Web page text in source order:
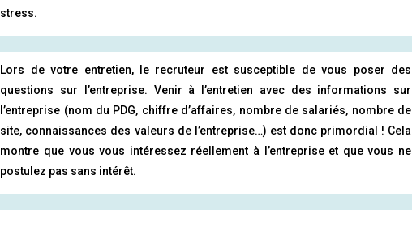
stress.
Lors de votre entretien, le recruteur est susceptible de vous poser des
questions sur l’entreprise. Venir à l’entretien avec des informations sur
l’entreprise (nom du PDG, chiffre d’affaires, nombre de salariés, nombre de
site, connaissances des valeurs de l’entreprise…) est donc primordial ! Cela
montre que vous vous intéressez réellement à l’entreprise et que vous ne
postulez pas sans intérêt.